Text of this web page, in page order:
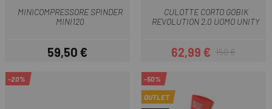
MINICOMPRESSORE SPINDER
MINI120
Prezzo
59,50 €
CULOTTE CORTO GOBIK
REVOLUTION 2.0 UOMO UNITY
Prezzo
62,99 €Prezzo base
150 €
-20% -50%
OUTLET